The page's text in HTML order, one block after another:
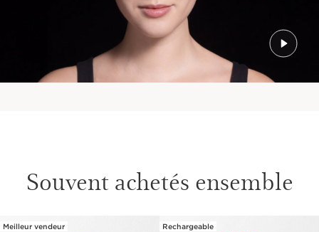
Souvent achetés ensemble
Meilleur vendeur Rechargeable